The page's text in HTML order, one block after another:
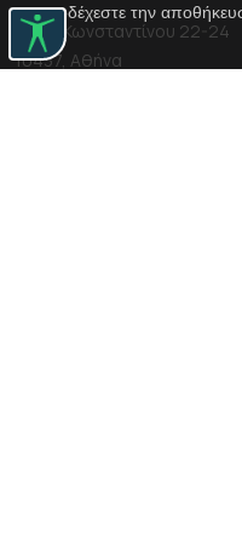
αποδέχεστε την
Αγίου Κωνσταντίνου 22-24
10437, Αθήνα